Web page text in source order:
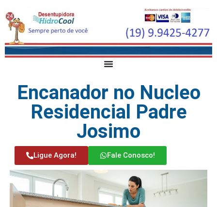
Encanador no Nucleo
Residencial Padre
Josimo
Ligue Agora! Fale Conosco!